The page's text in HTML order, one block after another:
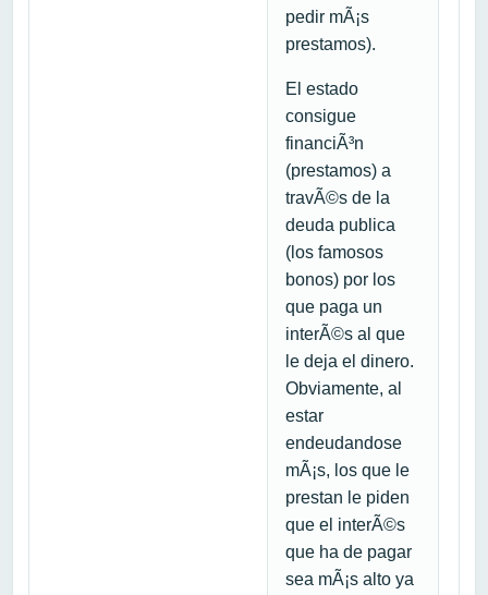
pedir mÃ¡s
prestamos).
El estado
consigue
financiÃ³n
(prestamos) a
travÃ©s de la
deuda publica
(los famosos
bonos) por los
que paga un
interÃ©s al que
le deja el dinero.
Obviamente, al
estar
endeudandose
mÃ¡s, los que le
prestan le piden
que el interÃ©s
que ha de pagar
sea mÃ¡s alto ya